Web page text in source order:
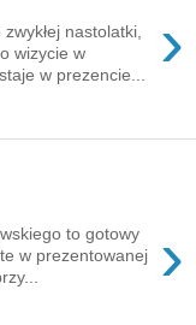
›
nastolatki,
wizycie w
w prezencie...
›
to gotowy
w prezentowanej